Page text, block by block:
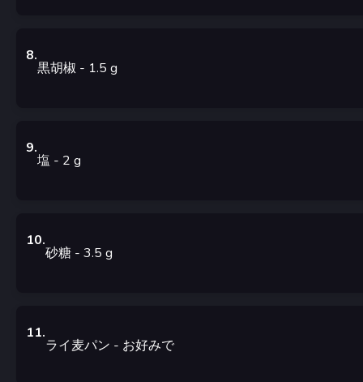
8.
黒胡椒 - 1.5 g
9.
塩 - 2 g
10.
砂糖 - 3.5 g
11.
ライ麦パン - お好みで